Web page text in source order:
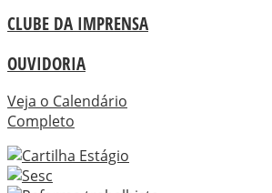
CLUBE DA IMPRENSA
OUVIDORIA
Veja o Calendário
Completo